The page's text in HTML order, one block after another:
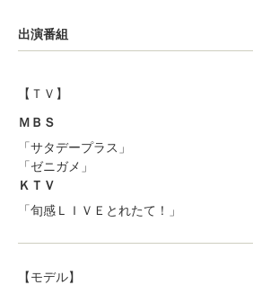
出演番組
【ＴＶ】
ＭＢＳ
「サタデープラス」
「ゼニガメ」
ＫＴＶ
「旬感ＬＩＶＥとれたて！」
【モデル】